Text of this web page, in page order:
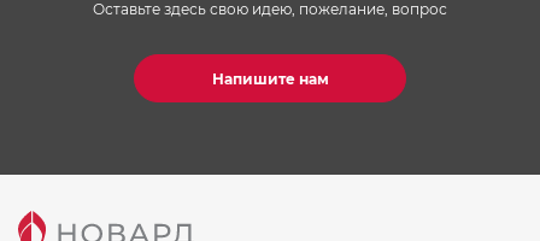
Оставьте здесь свою идею, пожелание, вопрос
Напишите нам